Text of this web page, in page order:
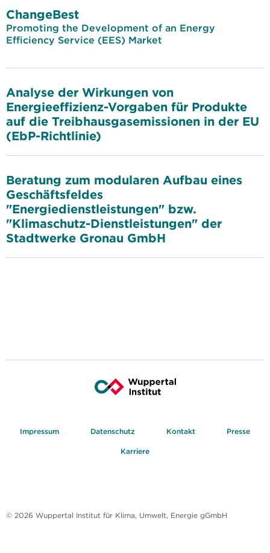
ChangeBest
Promoting the Development of an Energy
Efficiency Service (EES) Market
Analyse der Wirkungen von
Energieeffizienz-Vorgaben für Produkte
auf die Treibhausgasemissionen in der EU
(EbP-Richtlinie)
Beratung zum modularen Aufbau eines
Geschäftsfeldes
"Energiedienstleistungen" bzw.
"Klimaschutz-Dienstleistungen" der
Stadtwerke Gronau GmbH
Impressum Datenschutz Kontakt Presse
Karriere
© 2026 Wuppertal Institut für Klima, Umwelt, Energie gGmbH